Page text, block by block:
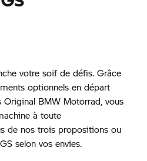
votre soif de défis. Grâce
optionnels en départ
BMW Motorrad, vous
à toute
de nos trois propositions ou
selon vos envies.